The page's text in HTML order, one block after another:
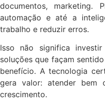
documentos, marketing.
automação e até a
trabalho e reduzir erros.
Isso não significa
soluções que façam
benefício. A tecnologia
gera valor: atender bem
crescimento.